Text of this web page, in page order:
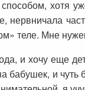
хотя
нервничала
теле. Мне
и хочу еще
бабушек, и чуть